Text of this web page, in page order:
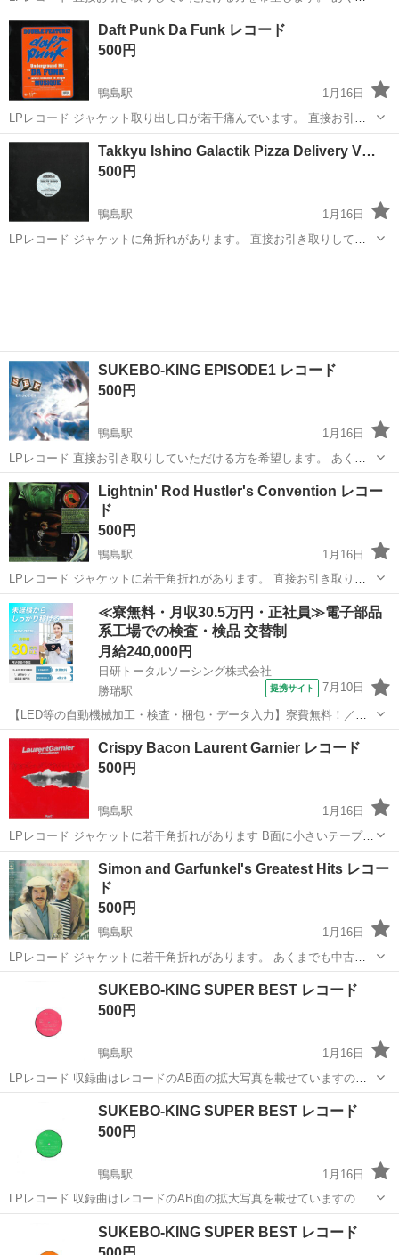
でも中古品です。 気に入ってもらえると幸いです。 よろしくお願いし
ます。
徳島 吉野川市 鴨島駅 その他 レコード
Daft Punk Da Funk レコード
500円
鴨島駅
1月16日
LPレコード ジャケット取り出し口が若干痛んでいます。 直接お引き
取りしていただける方を希望します。 あくまでも中古品です。 気に入
ってもらえると幸いです。 よろしくお願いします。
徳島 吉野川市
Takkyu Ishino Galactik Pizza Delivery V…
500円
鴨島駅
1月16日
LPレコード ジャケットに角折れがあります。 直接お引き取りしてい
SUKEBO-KING EPISODE1 レコード
500円
鴨島駅
1月16日
LPレコード 直接お引き取りしていただける方を希望します。 あくま
でも中古品です。 気に入ってもらえると幸いです。 よろしくお願いし
ます。
徳島 吉野川市
Lightnin' Rod Hustler's Convention レコー
ド
500円
鴨島駅
1月16日
LPレコード ジャケットに若干角折れがあります。 直接お引き取りし
ていただける方を希望します。 あくまでも中古品です。 気に入っても
らえると幸いです。 よろしくお願いします。
徳島 吉野川市 鴨島駅 その他 レコード
≪寮無料・月収30.5万円・正社員≫電子部品
系工場での検査・検品 交替制
月給240,000円
日研トータルソーシング株式会社
勝瑞駅
提携サイト 7月10日
【LED等の自動機械加工・検査・梱包・データ入力】寮費無料！／年
間休日は130日以上／未経験OK！ お仕事について スマートフォンやパ
ソコン、車などに使われるLED等の電子部品の製造とそれに付帯する
作業になります。①部品を...
徳島 鳴門市
Crispy Bacon Laurent Garnier レコード
500円
鴨島駅
1月16日
LPレコード ジャケットに若干角折れがあります B面に小さいテープ辺
が貼ってあります。 あくまでも中古品です。 気に入ってもらえると幸
いです。 よろしくお願いします。
徳島 吉野川市
Simon and Garfunkel's Greatest Hits レコー
ド
500円
鴨島駅
1月16日
LPレコード ジャケットに若干角折れがあります。 あくまでも中古品
です。 気に入ってもらえると幸いです。 よろしくお願いします。
SUKEBO-KING SUPER BEST レコード
500円
鴨島駅
1月16日
LPレコード 収録曲はレコードのAB面の拡大写真を載せていますので
ご確認ください。 直接お引き取りしていただける方を希望します。 あ
くまでも中古品です。 気に入ってもらえると幸いです。 よろしくお願
SUKEBO-KING SUPER BEST レコード
500円
鴨島駅
1月16日
LPレコード 収録曲はレコードのAB面の拡大写真を載せていますので
ご確認ください。 直接お引き取りしていただける方を希望します。 あ
くまでも中古品です。 気に入ってもらえると幸いです。 よろしくお願
SUKEBO-KING SUPER BEST レコード